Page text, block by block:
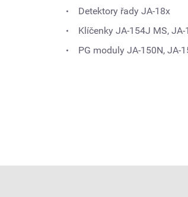
Detektory řady JA-18x
Klíčenky JA-154J MS,
PG moduly JA-150N, JA-